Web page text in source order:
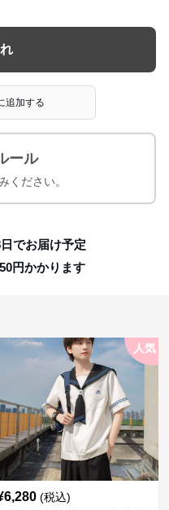
追加する
ール
ください。
でお届け予定
円かかります
人気
6,280 (税込)